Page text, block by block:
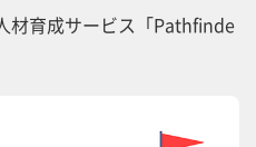
材育成サービス「Pathfinde